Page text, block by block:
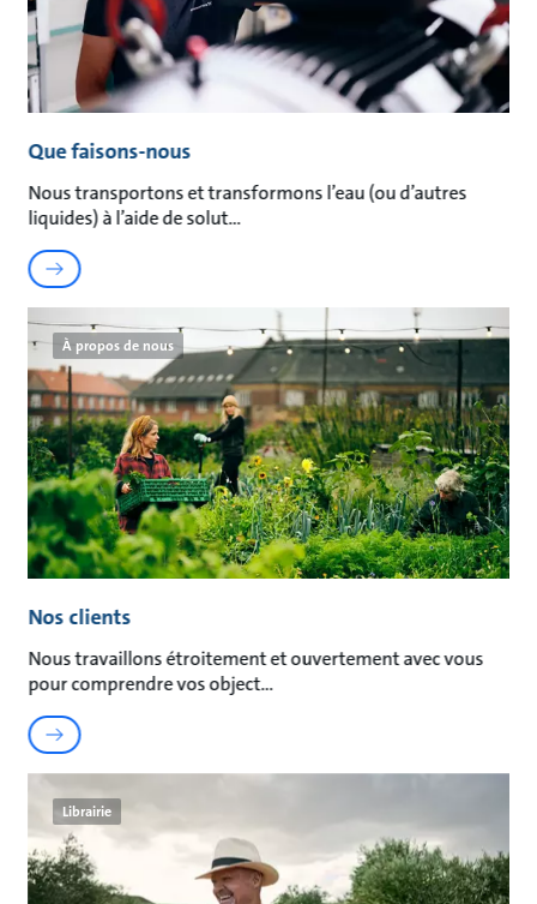
Que faisons-nous
Nous transportons et transformons l’eau (ou d’autres
liquides) à l’aide de solut
À propos de nous
Nos clients
Nous travaillons étroitement et ouvertement avec vous
pour comprendre vos object
Librairie